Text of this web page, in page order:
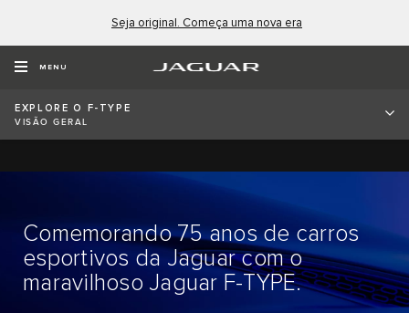
Seja original. Começa uma nova era
MENU
EXPLORE O F-TYPE
VISÃO GERAL
Comemorando 75 anos de carros
esportivos da Jaguar com o
maravilhoso Jaguar F-TYPE.